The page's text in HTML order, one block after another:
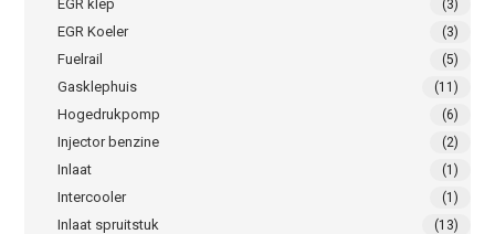
EGR klep (3)
EGR Koeler (3)
Fuelrail (5)
Gasklephuis (11)
Hogedrukpomp (6)
Injector benzine (2)
Inlaat (1)
Intercooler (1)
Inlaat spruitstuk (13)